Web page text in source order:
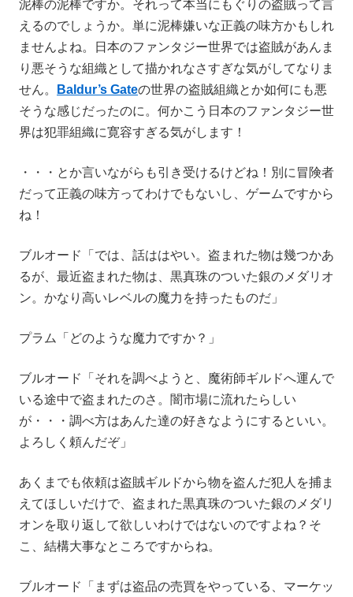
泥棒の泥棒ですか。それって本当にもぐりの盗賊って言
えるのでしょうか。単に泥棒嫌いな正義の味方かもしれ
ませんよね。日本のファンタジー世界では盗賊があんま
り悪そうな組織として描かれなさすぎな気がしてなりま
せん。
Baldur’s Gateの世界の盗賊組織とか如何にも悪
そうな感じだったのに。何かこう日本のファンタジー世
界は犯罪組織に寛容すぎる気がします！
・・・とか言いながらも引き受けるけどね！別に冒険者
だって正義の味方ってわけでもないし、ゲームですから
ね！
ブルオード「では、話ははやい。盗まれた物は幾つかあ
るが、最近盗まれた物は、黒真珠のついた銀のメダリオ
ン。かなり高いレベルの魔力を持ったものだ」
プラム「どのような魔力ですか？」
ブルオード「それを調べようと、魔術師ギルドへ運んで
いる途中で盗まれたのさ。闇市場に流れたらしい
が・・・調べ方はあんた達の好きなようにするといい。
よろしく頼んだぞ」
あくまでも依頼は盗賊ギルドから物を盗んだ犯人を捕ま
えてほしいだけで、盗まれた黒真珠のついた銀のメダリ
オンを取り返して欲しいわけではないのですよね？そ
こ、結構大事なところですからね。
ブルオード「まずは盗品の売買をやっている、マーケッ